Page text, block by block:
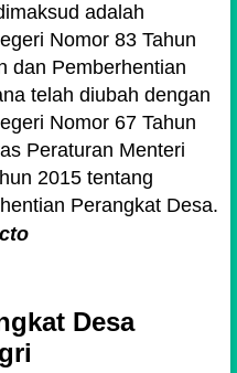
adalah
Nomor 83 Tahun
dan Pemberhentian
telah diubah dengan
Nomor 67 Tahun
Peraturan Menteri
2015 tentang
Perangkat Desa.
Desa